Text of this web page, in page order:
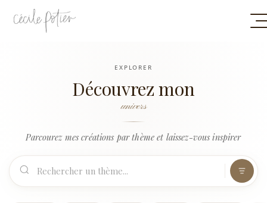
EXPLORER
Découvrez mon
univers
Parcourez mes créations par thème et laissez-vous inspirer